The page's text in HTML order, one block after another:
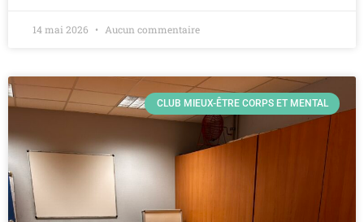
14 mai 2026 Aucun commentaire
CLUB MIEUX-ÊTRE CORPS ET MENTAL